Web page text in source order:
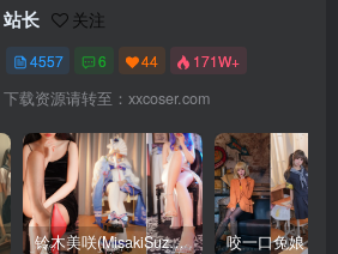
站长 关注
4557 6 44 171W+
下载资源请转至：xxcoser.com
铃木美咲(MisakiSuzuki) 合集下载 咬一口兔娘 合